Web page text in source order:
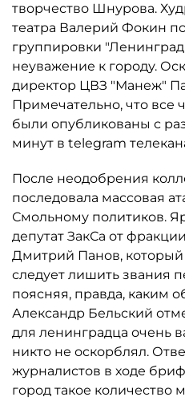
творчество Шнурова.
театра Валерий Фокин
группировки
неуважение к городу.
директор ЦВЗ "Манеж"
Примечательно, что все
были опубликованы с
минут в telegram
После неодобрения
последовала массовая
Смольному политиков.
депутат ЗакСа от
Дмитрий Панов,
следует лишить звания
поясняя, правда, каким
Александр Бельский
для ленинградца очень
никто не оскорблял.
журналистов в ходе
город такое количество